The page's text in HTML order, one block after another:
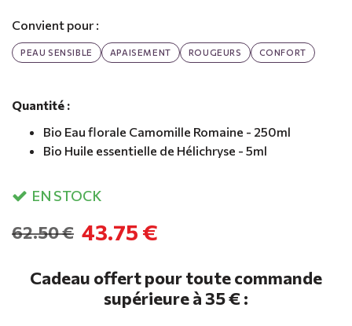
Convient pour :
PEAU SENSIBLE APAISEMENT ROUGEURS CONFORT
Quantité :
Bio Eau florale Camomille Romaine - 250ml
Bio Huile essentielle de Hélichryse - 5ml
EN STOCK
43.75 €
62.50 €
Cadeau offert pour toute commande
supérieure à 35 € :